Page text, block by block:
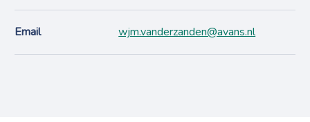
Email wjm.vanderzanden@avans.nl